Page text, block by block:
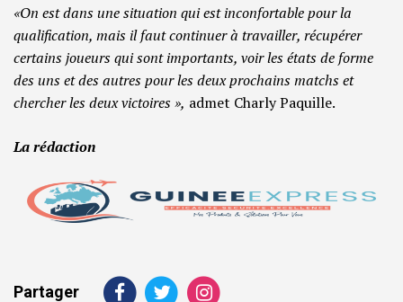
«On est dans une situation qui est inconfortable pour la
qualification, mais il faut continuer à travailler, récupérer
certains joueurs qui sont importants, voir les états de forme
des uns et des autres pour les deux prochains matchs et
chercher les deux victoires », admet Charly Paquille.
La rédaction
Partager